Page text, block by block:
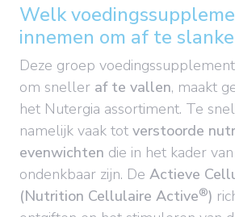
Welk
innemen om af te
Deze groep
om sneller af te vallen, maakt
het Nutergia assortiment. Te
namelijk vaak tot verstoorde
evenwichten die in het kader
ondenkbaar zijn. De Actieve
(Nutrition Cellulaire Active®)